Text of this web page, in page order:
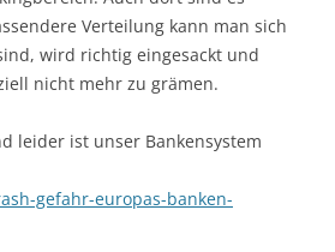
Verteilung kann man sich
wird richtig eingesackt und
nicht mehr zu grämen.
leider ist unser Bankensystem
gefahr-europas-banken-